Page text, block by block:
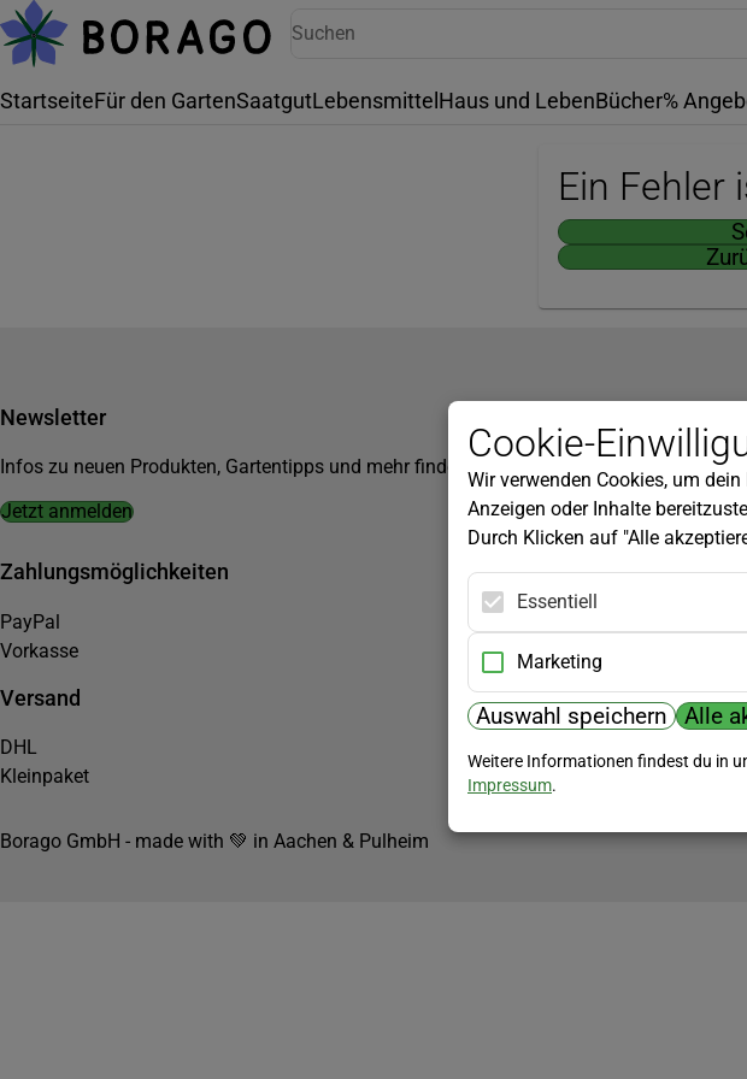
StartseiteFür den GartenSaatgutLebensmittel Haus und LebenBücher%
Ein Fehler
Newsletter
Infos zu neuen Produkten, Gartentipps und mehr findest du in unserem Newsletter!
Jetzt anmelden
Zahlungsmöglichkeiten
PayPal
Vorkasse
Versand
DHL
Kleinpaket
Borago GmbH - made with 💚 in Aachen & Pulheim
Cookie-
Wir verwenden Cookies, um
Anzeigen oder Inhalte
Durch Klicken auf "Alle
Essentiell
Marketing
Auswahl speichern Alle
Weitere Informationen findest du in
Impressum.